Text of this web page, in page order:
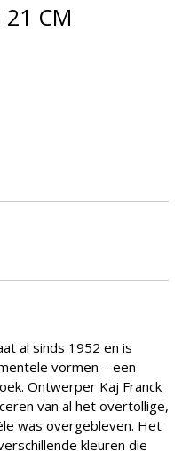
21 CM
al sinds 1952 en is
vormen – een
Ontwerper Kaj Franck
van al het overtollige,
was overgebleven. Het
kleuren die